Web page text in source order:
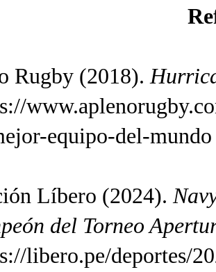
Rugby (2018).
equipo-del-mundo
Líbero (2024).
del Torneo
libero.pe/deportes/